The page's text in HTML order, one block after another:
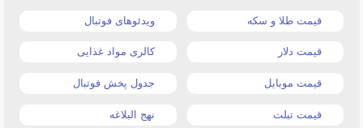
قیمت طلا و سکه ویدئوهای فوتبال
قیمت دلار کالری مواد غذایی
قیمت موبایل جدول پخش فوتبال
قیمت تبلت نهج البلاغه